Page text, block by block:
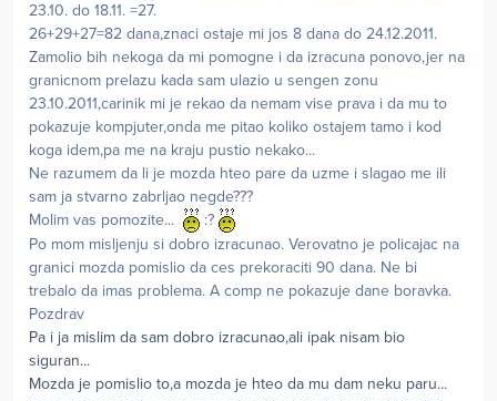
23.10. do 18.11. =27.
26+29+27=82 dana,znaci ostaje mi jos 8 dana do 24.12.2011.
Zamolio bih nekoga da mi pomogne i da izracuna ponovo,jer na
granicnom prelazu kada sam ulazio u sengen zonu
23.10.2011,carinik mi je rekao da nemam vise prava i da mu to
pokazuje kompjuter,onda me pitao koliko ostajem tamo i kod
koga idem,pa me na kraju pustio nekako...
Ne razumem da li je mozda hteo pare da uzme i slagao me ili
sam ja stvarno zabrljao negde???
Molim vas pomozite...
:?
Po mom misljenju si dobro izracunao. Verovatno je policajac na
granici mozda pomislio da ces prekoraciti 90 dana. Ne bi
trebalo da imas problema. A comp ne pokazuje dane boravka.
Pozdrav
Pa i ja mislim da sam dobro izracunao,ali ipak nisam bio
siguran...
Mozda je pomislio to,a mozda je hteo da mu dam neku paru...